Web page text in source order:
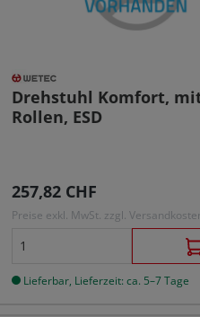
Drehstuhl Komfort,
Rollen, ESD
Regulärer Preis:
257,82 CHF
Preise exkl. MwSt. zzgl.
Lieferbar, Lieferzeit: ca. 5–7 Tage